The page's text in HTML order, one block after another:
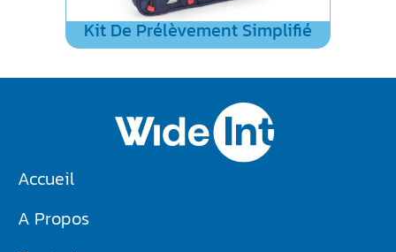
Kit De Prélèvement Simplifié
Accueil
A Propos